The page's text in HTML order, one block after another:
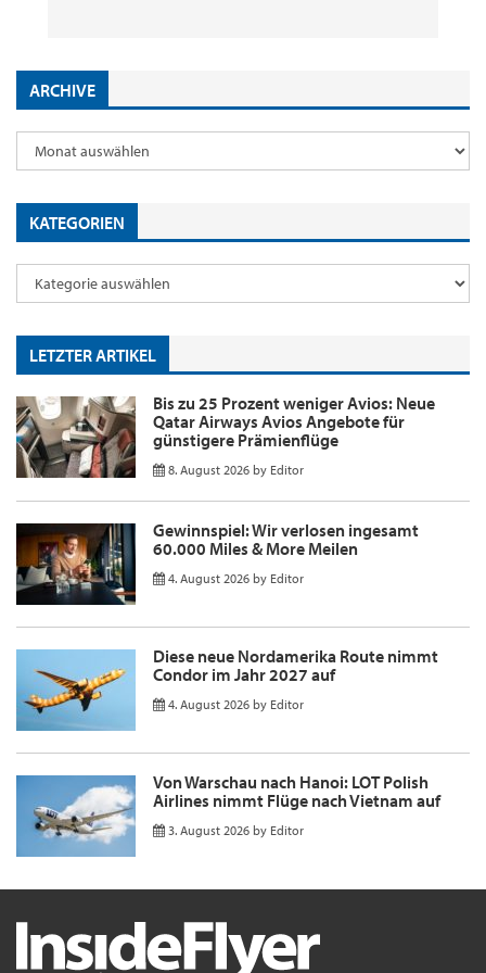
ARCHIVE
KATEGORIEN
LETZTER ARTIKEL
Bis zu 25 Prozent weniger Avios: Neue
Qatar Airways Avios Angebote für
günstigere Prämienflüge
8. August 2026 by Editor
Gewinnspiel: Wir verlosen ingesamt
60.000 Miles & More Meilen
4. August 2026 by Editor
Diese neue Nordamerika Route nimmt
Condor im Jahr 2027 auf
4. August 2026 by Editor
Von Warschau nach Hanoi: LOT Polish
Airlines nimmt Flüge nach Vietnam auf
3. August 2026 by Editor